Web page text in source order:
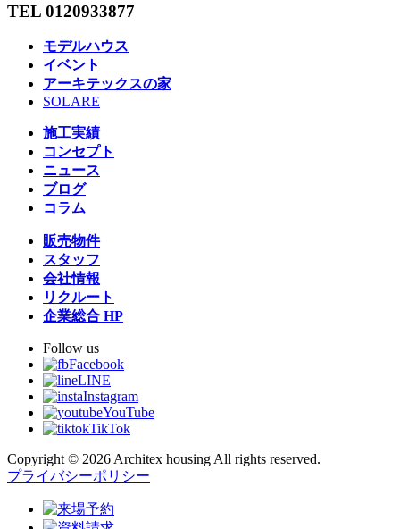
TEL 0120933877
モデルハウス
イベント
アーキテックスの家
SOLARE
施工実績
コンセプト
ニュース
ブログ
コラム
販売物件
スタッフ
会社情報
リクルート
企業総合 HP
Follow us
Facebook
LINE
Instagram
YouTube
TikTok
Copyright © 2026 Architex housing All rights reserved.
プライバシーポリシー